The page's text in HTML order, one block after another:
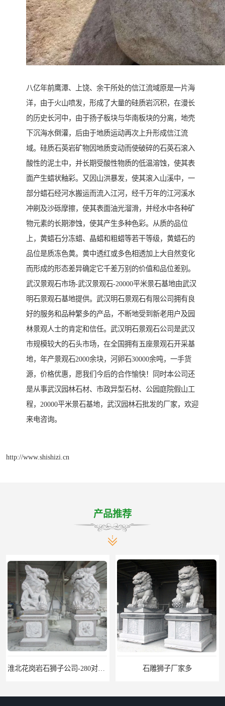
八亿年前鹰潭、上饶、余干所处的信江流域原是一片海
洋，由于火山喷发，形成了大量的硅质岩沉积，在漫长
的历史长河中，由于扬子板块与华南板块的分离，地壳
下沉海水倒灌，后由于地质运动再次上升形成信江流
域。硅质石英岩矿物因地质变动而使破碎的石英石滚入
酸性的泥土中，并长期受酸性物质的低温溶蚀，使其表
面产生蜡状釉彩。又因山洪暴发，使其滚入山溪中，一
部分蜡石经河水搬运而流入江河，经千万年的江河溪水
冲刷及沙砾摩擦，使其表面油光溜滑，并经水中各种矿
物元素的长期渗蚀，使其产生多种色彩。从质的品位
上，黄蜡石分冻蜡、晶蜡和粗蜡等若干等级，黄蜡石的
品位是质冻色黄。黄中透红或多色相透加上大自然变化
而形成的形态差异确定它千差万别的价值和品位差别。
武汉景观石市场-武汉景观石-20000平米景石基地由武汉
明石景观石基地提供。武汉明石景观石有限公司拥有良
好的服务和品种繁多的产品，不断地受到新老用户及园
林景观人士的肯定和信任。武汉明石景观石公司是武汉
市规模较大的石头市场，在全国拥有五座景观石开采基
地，年产景观石2000余块，河卵石30000余吨，一手货
源，价格优惠，愿我们今后的合作愉快！同时本公司还
是从事武汉园林石材、市政异型石材、公园庭院假山工
程，20000平米景石基地，武汉园林石批发的厂家，欢迎
来电咨询。
http://www.shishizi.cn
产品推荐
石雕狮子厂家多